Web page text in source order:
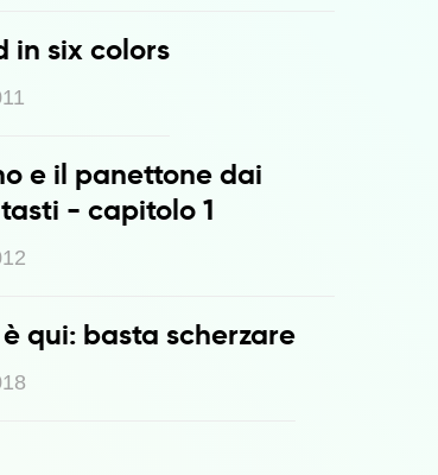
in six colors
e il panettone dai
- capitolo 1
è qui: basta scherzare